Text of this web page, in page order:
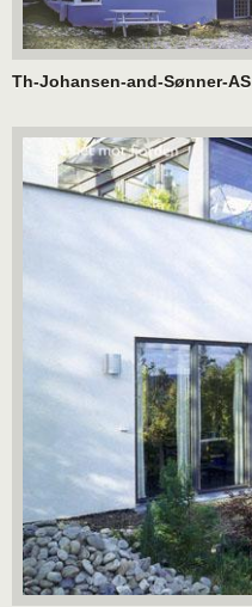
Th-Johansen-and-Sønner-AS